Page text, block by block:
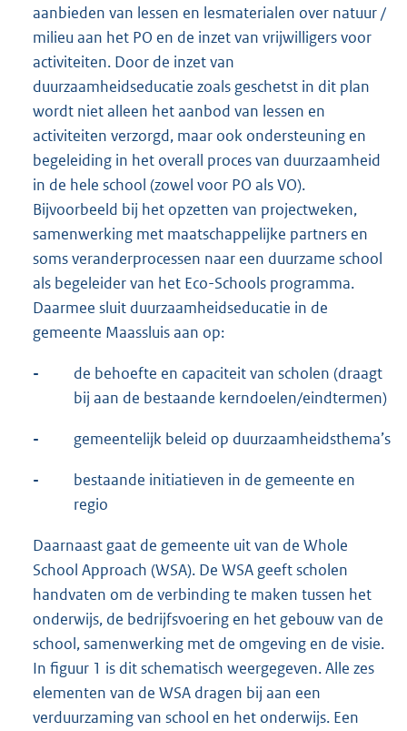
aanbieden van lessen en lesmaterialen over natuur /
milieu aan het PO en de inzet van vrijwilligers voor
activiteiten. Door de inzet van
duurzaamheidseducatie zoals geschetst in dit plan
wordt niet alleen het aanbod van lessen en
activiteiten verzorgd, maar ook ondersteuning en
begeleiding in het overall proces van duurzaamheid
in de hele school (zowel voor PO als VO).
Bijvoorbeeld bij het opzetten van projectweken,
samenwerking met maatschappelijke partners en
soms veranderprocessen naar een duurzame school
als begeleider van het Eco-Schools programma.
Daarmee sluit duurzaamheidseducatie in de
gemeente Maassluis aan op:
-
de behoefte en capaciteit van scholen (draagt
bij aan de bestaande kerndoelen/eindtermen)
- gemeentelijk beleid op duurzaamheidsthema’s
-
bestaande initiatieven in de gemeente en
regio
Daarnaast gaat de gemeente uit van de Whole
School Approach (WSA). De WSA geeft scholen
handvaten om de verbinding te maken tussen het
onderwijs, de bedrijfsvoering en het gebouw van de
school, samenwerking met de omgeving en de visie.
In figuur 1 is dit schematisch weergegeven. Alle zes
elementen van de WSA dragen bij aan een
verduurzaming van school en het onderwijs. Een